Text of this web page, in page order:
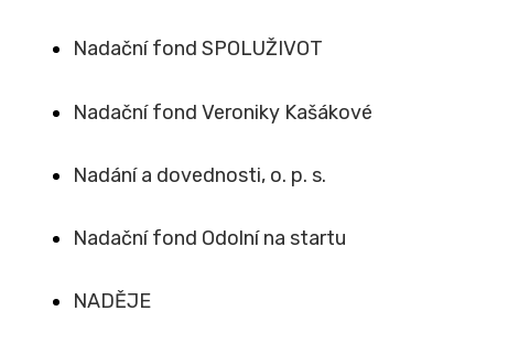
Nadační fond SPOLUŽIVOT
Nadační fond Veroniky Kašákové
Nadání a dovednosti, o. p. s.
Nadační fond Odolní na startu
NADĚJE